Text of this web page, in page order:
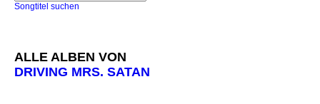
Songtitel suchen
ALLE ALBEN VON
DRIVING MRS. SATAN